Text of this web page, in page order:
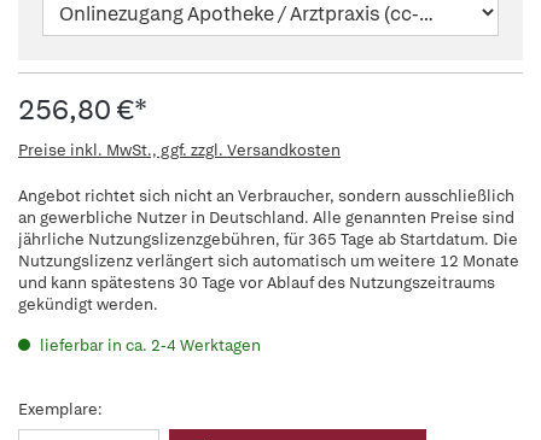
256,80 €*
Preise inkl. MwSt., ggf. zzgl. Versandkosten
Angebot richtet sich nicht an Verbraucher, sondern ausschließlich
an gewerbliche Nutzer in Deutschland. Alle genannten Preise sind
jährliche Nutzungslizenzgebühren, für 365 Tage ab Startdatum. Die
Nutzungslizenz verlängert sich automatisch um weitere 12 Monate
und kann spätestens 30 Tage vor Ablauf des Nutzungszeitraums
gekündigt werden.
lieferbar in ca. 2-4 Werktagen
Exemplare: